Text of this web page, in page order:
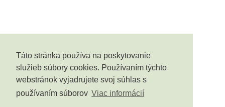
Táto stránka používa na poskytovanie
služieb súbory cookies. Používaním týchto
webstránok vyjadrujete svoj súhlas s
používaním súborov Viac informácií